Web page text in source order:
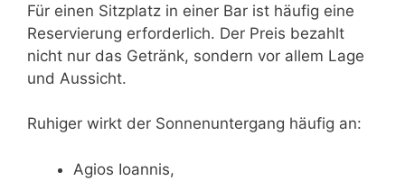
Für einen Sitzplatz in einer Bar ist häufig eine
Reservierung erforderlich. Der Preis bezahlt
nicht nur das Getränk, sondern vor allem Lage
und Aussicht.
Ruhiger wirkt der Sonnenuntergang häufig an:
Agios Ioannis,